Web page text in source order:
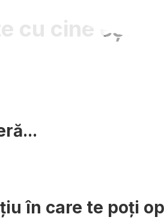
cu cine ești
în care te poți